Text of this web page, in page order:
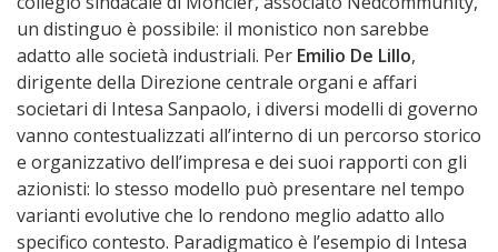
un distinguo è possibile: il monistico non sarebbe
adatto alle società industriali. Per Emilio De Lillo,
dirigente della Direzione centrale organi e affari
societari di Intesa Sanpaolo, i diversi modelli di governo
vanno contestualizzati all’interno di un percorso storico
e organizzativo dell’impresa e dei suoi rapporti con gli
azionisti: lo stesso modello può presentare nel tempo
varianti evolutive che lo rendono meglio adatto allo
specifico contesto. Paradigmatico è l’esempio di Intesa